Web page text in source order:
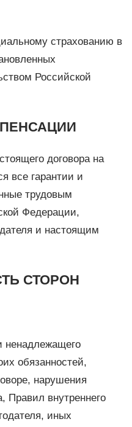
страхованию в
Российской
договора на
все гарантии и
трудовым
Федерации,
и настоящим
СТОРОН
ненадлежащего
обязанностей,
нарушения
Правил внутреннего
иных